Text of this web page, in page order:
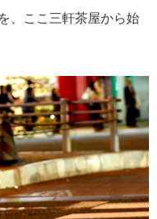
、ここ三軒茶屋から始